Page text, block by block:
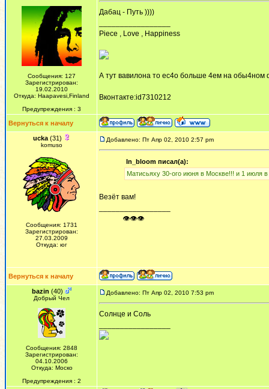
Сообщения: 127
Зарегистрирован:
19.02.2010
Откуда: Haapavesi,Finland
Предупреждения : 3
Дабац - Путь ))))
Piece , Love , Happiness
А тут вавилона то ес4о больше 4ем на обы4ном
Вконтакте:id7310212
Вернуться к началу
ucka (31)
komuso
Сообщения: 1731
Зарегистрирован:
27.03.2009
Откуда: юг
Добавлено: Пт Апр 02, 2010 2:57 pm
In_bloom писал(а):
Матисьяху 30-ого июня в Москве!!! и 1 июля
Везёт вам!
ᅠ ᅠ ᅠ👁👁👁
Вернуться к началу
bazin (40)
Добрый Чел
Сообщения: 2848
Зарегистрирован:
04.10.2006
Откуда: Моско
Предупреждения : 2
Добавлено: Пт Апр 02, 2010 7:53 pm
Солнце и Соль